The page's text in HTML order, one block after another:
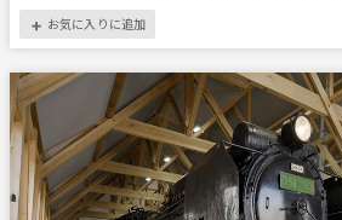
＋ お気に入りに追加